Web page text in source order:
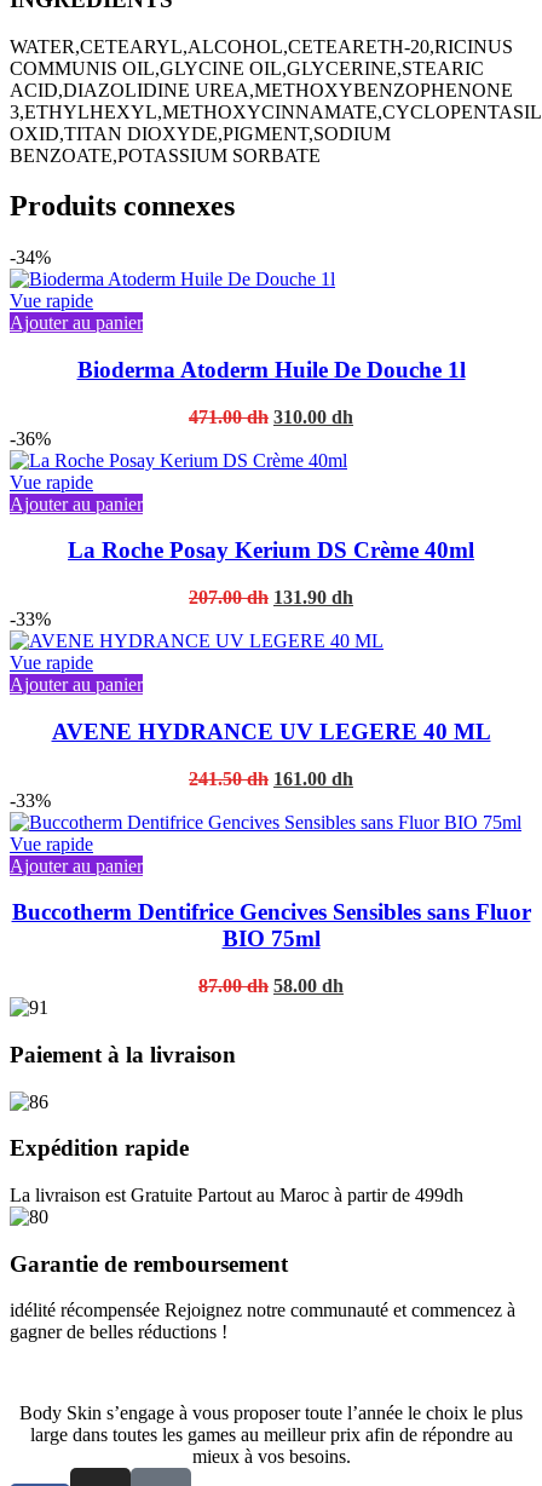
WATER,CETEARYL,ALCOHOL,CETEARETH-20,RICINUS
COMMUNIS OIL,GLYCINE OIL,GLYCERINE,STEARIC
ACID,DIAZOLIDINE UREA,METHOXYBENZOPHENONE
OXID,TITAN DIOXYDE,PIGMENT,SODIUM
BENZOATE,POTASSIUM SORBATE
Produits connexes
-34%
Vue rapide
Ajouter au panier
Bioderma Atoderm Huile De Douche 1l
471.00dh Original
was:
310.00 dh
-36%
Vue rapide
Ajouter au panier
La Roche Posay Kerium DS Crème 40ml
207.00dh Original
was:
131.90 dh
is:
-33%
Vue rapide
Ajouter au panier
AVENE HYDRANCE UV LEGERE 40 ML
241.50dh Original
was:
161.00 dh
is:
-33%
Vue rapide
Ajouter au panier
Buccotherm Dentifrice Gencives Sensibles sans Fluor
BIO 75ml
87.00dh Original
58.00 dh
Paiement à la livraison
Expédition rapide
La livraison est Gratuite Partout au Maroc à partir de 499dh
Garantie de remboursement
idélité récompensée Rejoignez notre communauté et commencez à
gagner de belles réductions !
Body Skin s’engage à vous proposer toute l’année le choix le plus
large dans toutes les games au meilleur prix afin de répondre au
mieux à vos besoins.